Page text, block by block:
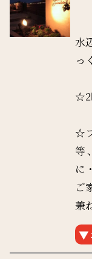
【
・
・
・
・
・
ー
お
水
っ
☆2
☆
等
に
ご
兼
詳
さ